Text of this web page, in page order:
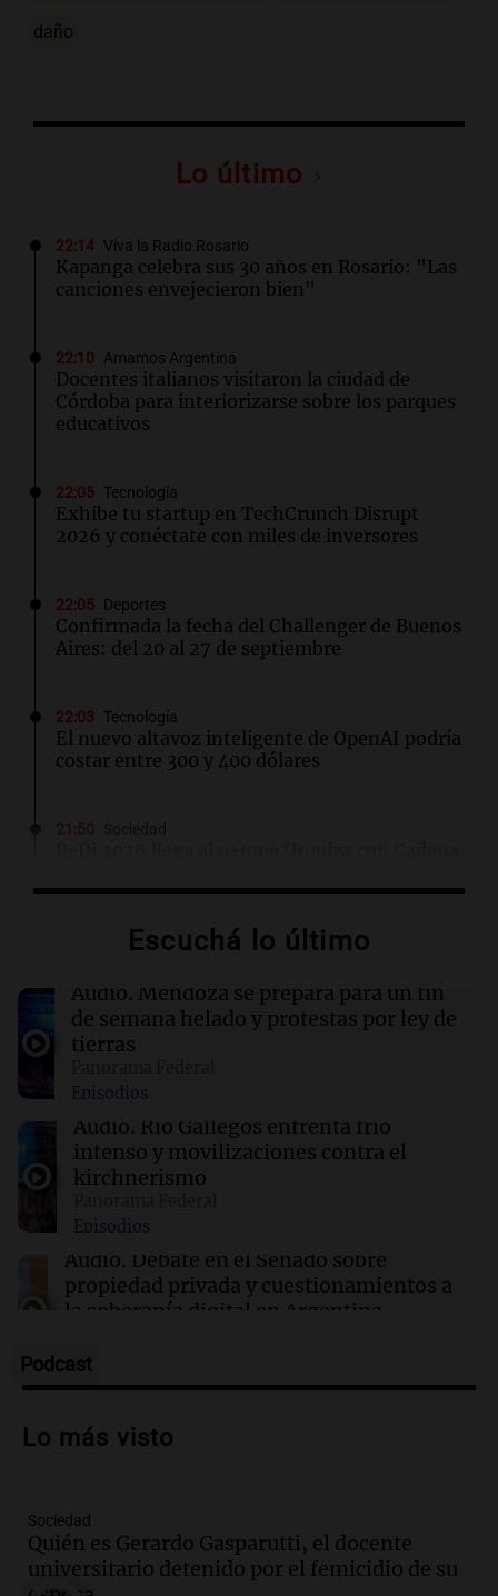
daño
Lo último
22:14 Viva la Radio Rosario
Kapanga celebra sus 30 años en Rosario: "Las
canciones envejecieron bien"
22:10 Amamos Argentina
Docentes italianos visitaron la ciudad de
Córdoba para interiorizarse sobre los parques
educativos
22:05 Tecnología
Exhibe tu startup en TechCrunch Disrupt
2026 y conéctate con miles de inversores
22:05 Deportes
Confirmada la fecha del Challenger de Buenos
Aires: del 20 al 27 de septiembre
22:03 Tecnología
El nuevo altavoz inteligente de OpenAI podría
costar entre 300 y 400 dólares
Mundo
$567 millones para la salud mental de jóvenes
en línea
Caso Loan: testimonio de perito complica a
Pérez y Caillava en audiencia judicial
21:44 Sociedad
Maradona revelan detalles de la noche previa
a su muerte
Escuchá lo último
Audio. Mendoza se prepara para un fin
de semana helado y protestas por ley de
tierras
Episodios
Audio. Río Gallegos enfrenta frío
intenso y movilizaciones contra el
kirchnerismo
Episodios
Audio. Debate en el Senado sobre
propiedad privada y cuestionamientos a
la soberanía digital en Argentina
Episodios
Audio.Mendoza se prepara para un fin
marchan contra reforma de tierras
Audio.El "Mono" de Kapanga
adelantó su show en Rosario.
Viva la Radio Rosario
Podcast
Lo más visto
Sociedad
Quién es Gerardo Gasparutti, el docente
universitario detenido por el femicidio de su